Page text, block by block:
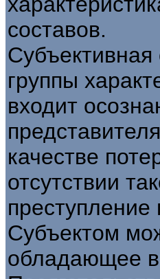
составов.
группы
входит
качестве
отсутствии
преступление
Субъектом
обладающее